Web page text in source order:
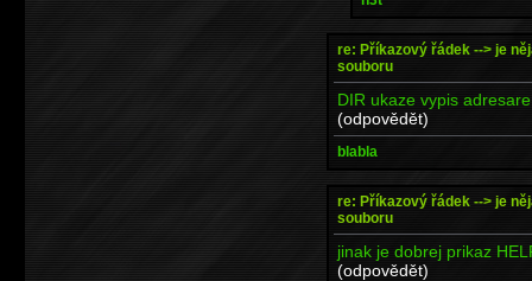
re: Příkazový řádek --> je
souboru
DIR ukaze vypis
(odpovědět)
blabla
re: Příkazový řádek --> je
souboru
jinak je dobrej prikaz
(odpovědět)